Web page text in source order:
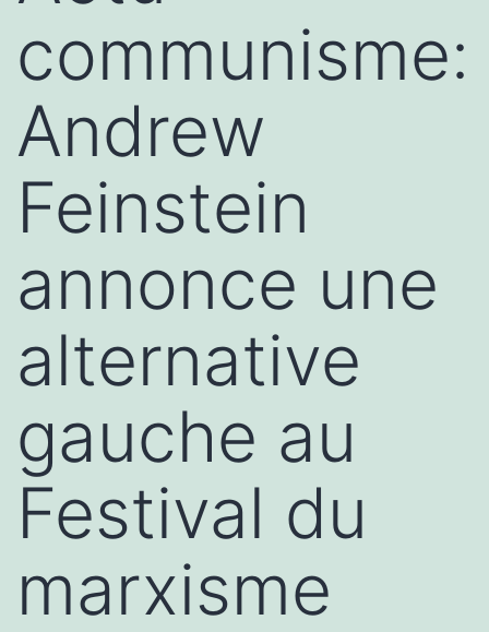
communisme:
Andrew
Feinstein
annonce une
alternative
gauche au
Festival du
marxisme